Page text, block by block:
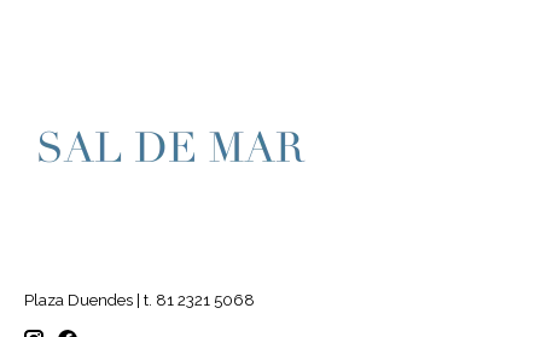
Plaza Duendes | t. 81 2321 5068